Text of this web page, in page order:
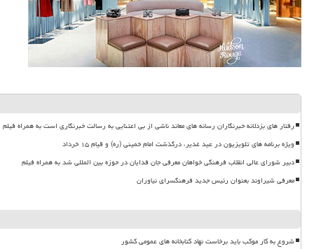
رفتار های بزدلانه خبرنگاران رسانه های معاند ناشی از بی اعتنایی به رسالت خبرنگاری است به همراه فیلم
ویژه برنامه های تلویزیون در عید غدیر، درگذشت امام خمینی (ره) و قیام ۱۵ خرداد
دبیر شورای عالی انقلاب فرهنگی خواهان معرفی جان فدایان در حوزه بین المللی شد به همراه فیلم
معرفی شیراوند بعنوان رئیس جدید فرهنگسرای نیاوران
شروع به کار موکب باید برخاست نهاد کتابخانه های عمومی کشور